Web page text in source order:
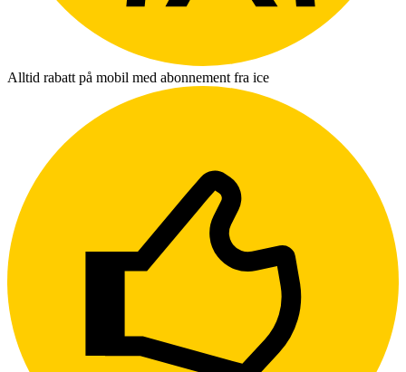
Alltid rabatt på mobil med abonnement fra ice